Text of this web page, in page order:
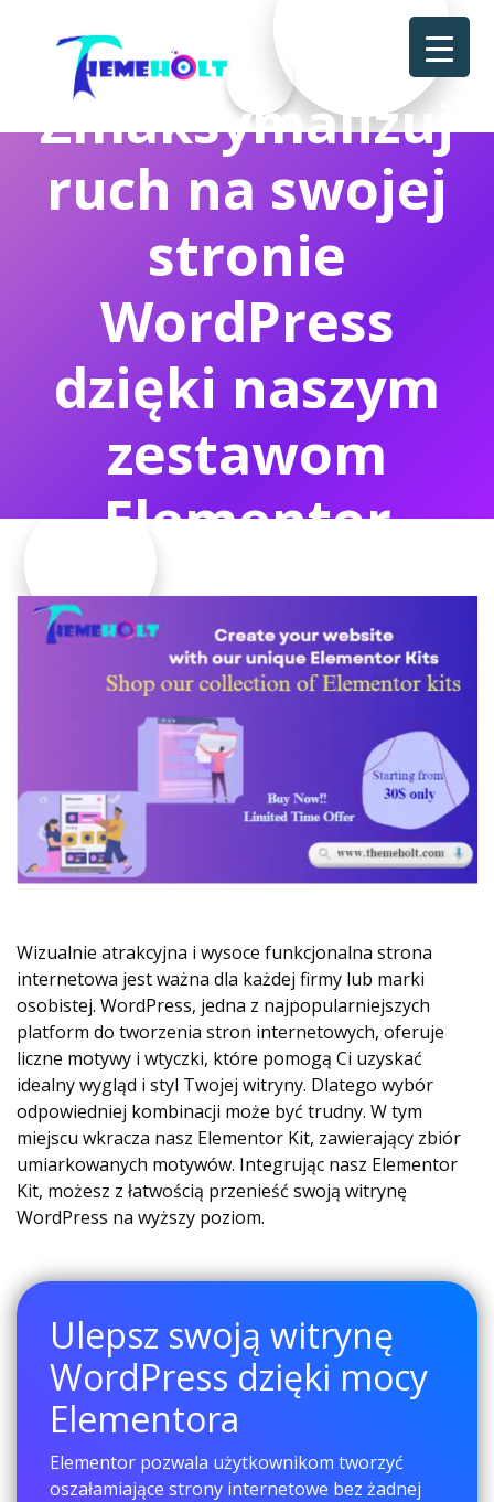
Zmaksymalizuj
ruch na swojej
stronie
WordPress
dzięki naszym
zestawom
Elementor
Wizualnie atrakcyjna i wysoce funkcjonalna strona
internetowa jest ważna dla każdej firmy lub marki
osobistej. WordPress, jedna z najpopularniejszych
platform do tworzenia stron internetowych, oferuje
liczne motywy i wtyczki, które pomogą Ci uzyskać
idealny wygląd i styl Twojej witryny. Dlatego wybór
odpowiedniej kombinacji może być trudny. W tym
miejscu wkracza nasz Elementor Kit, zawierający zbiór
umiarkowanych motywów. Integrując nasz Elementor
Kit, możesz z łatwością przenieść swoją witrynę
WordPress na wyższy poziom.
Ulepsz swoją witrynę
WordPress dzięki mocy
Elementora
Elementor pozwala użytkownikom tworzyć
oszałamiające strony internetowe bez żadnej